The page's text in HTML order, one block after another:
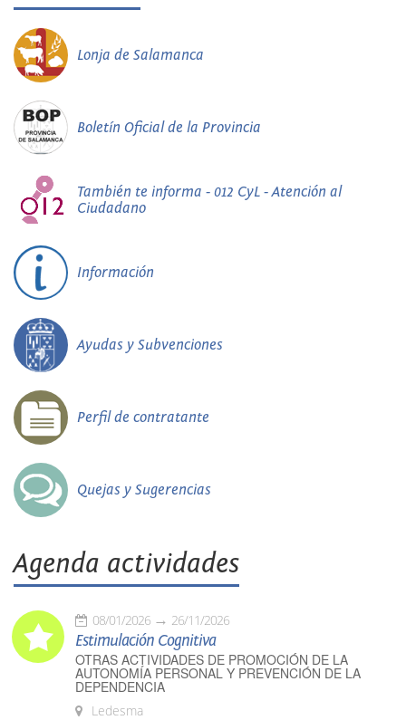
Lonja de Salamanca
Boletín Oficial de la Provincia
También te informa - 012 CyL - Atención al
Ciudadano
Información
Ayudas y Subvenciones
Perfil de contratante
Quejas y Sugerencias
Agenda actividades
08/01/2026 26/11/2026
Estimulación Cognitiva
OTRAS ACTIVIDADES DE PROMOCIÓN DE LA
AUTONOMÍA PERSONAL Y PREVENCIÓN DE LA
DEPENDENCIA
Ledesma